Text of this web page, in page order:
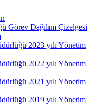
Görev Dağılım Çizelgesi
2023 yılı Yönetim
2022 yılı Yönetim
2021 yılı Yönetim
2019 yılı Yönetim